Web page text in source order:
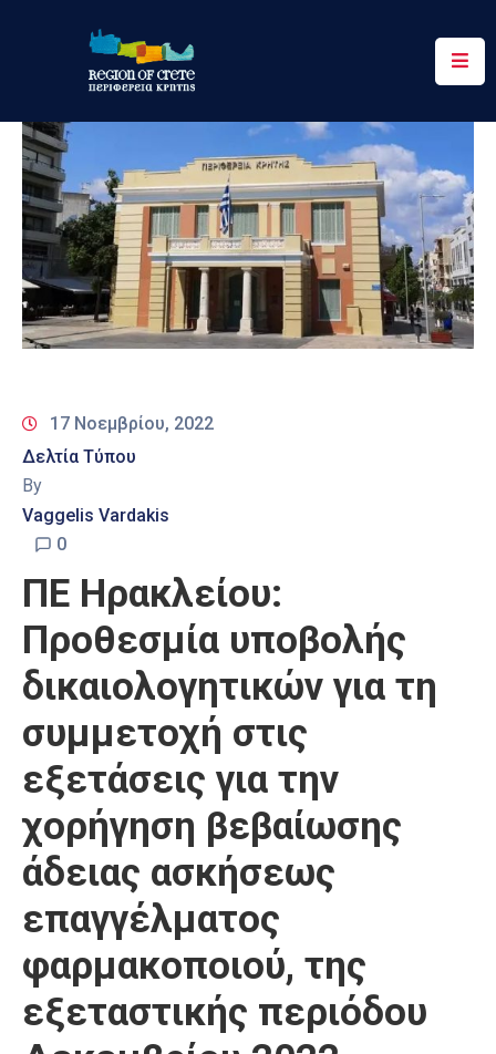
Περιφέρεια
Ενημέρωση
Έργα
&
Δράσεις
Ψηφιακές
Υπηρεσίες
17 Νοεμβρίου, 2022
Δελτία Τύπου
By
Vaggelis Vardakis
0
ΠΕ Ηρακλείου:
Προθεσμία υποβολής
δικαιολογητικών για τη
συμμετοχή στις
εξετάσεις για την
χορήγηση βεβαίωσης
άδειας ασκήσεως
επαγγέλματος
φαρμακοποιού, της
εξεταστικής περιόδου